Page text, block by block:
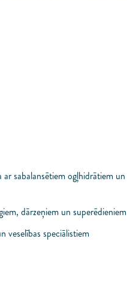
sabalansētiem ogļhidrātiem un
dārzeņiem un superēdieniem
veselības speciālistiem